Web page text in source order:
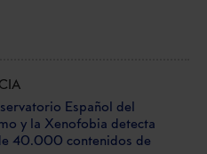
Español del
y la Xenofobia detecta
40.000 contenidos de